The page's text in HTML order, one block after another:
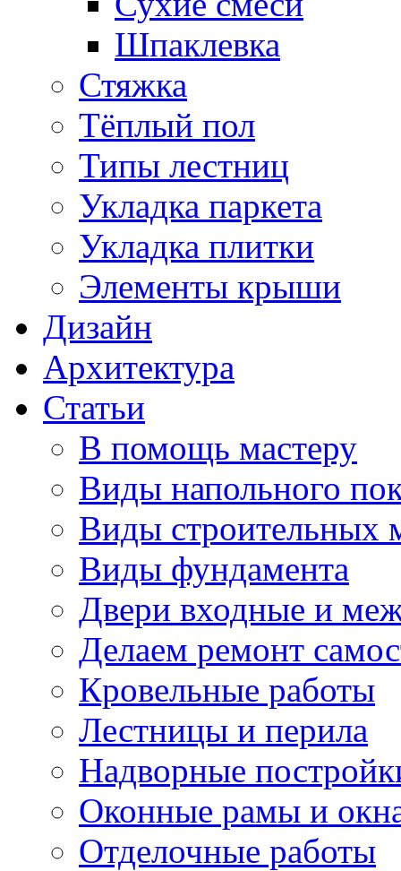
Шпаклевка
Стяжка
Тёплый пол
Типы лестниц
Укладка паркета
Укладка плитки
Элементы крыши
Дизайн
Архитектура
Статьи
В помощь мастеру
Виды напольного
Виды строительных
Виды фундамента
Двери входные и
Делаем ремонт
Кровельные работы
Лестницы и перила
Надворные
Оконные рамы и
Отделочные работы